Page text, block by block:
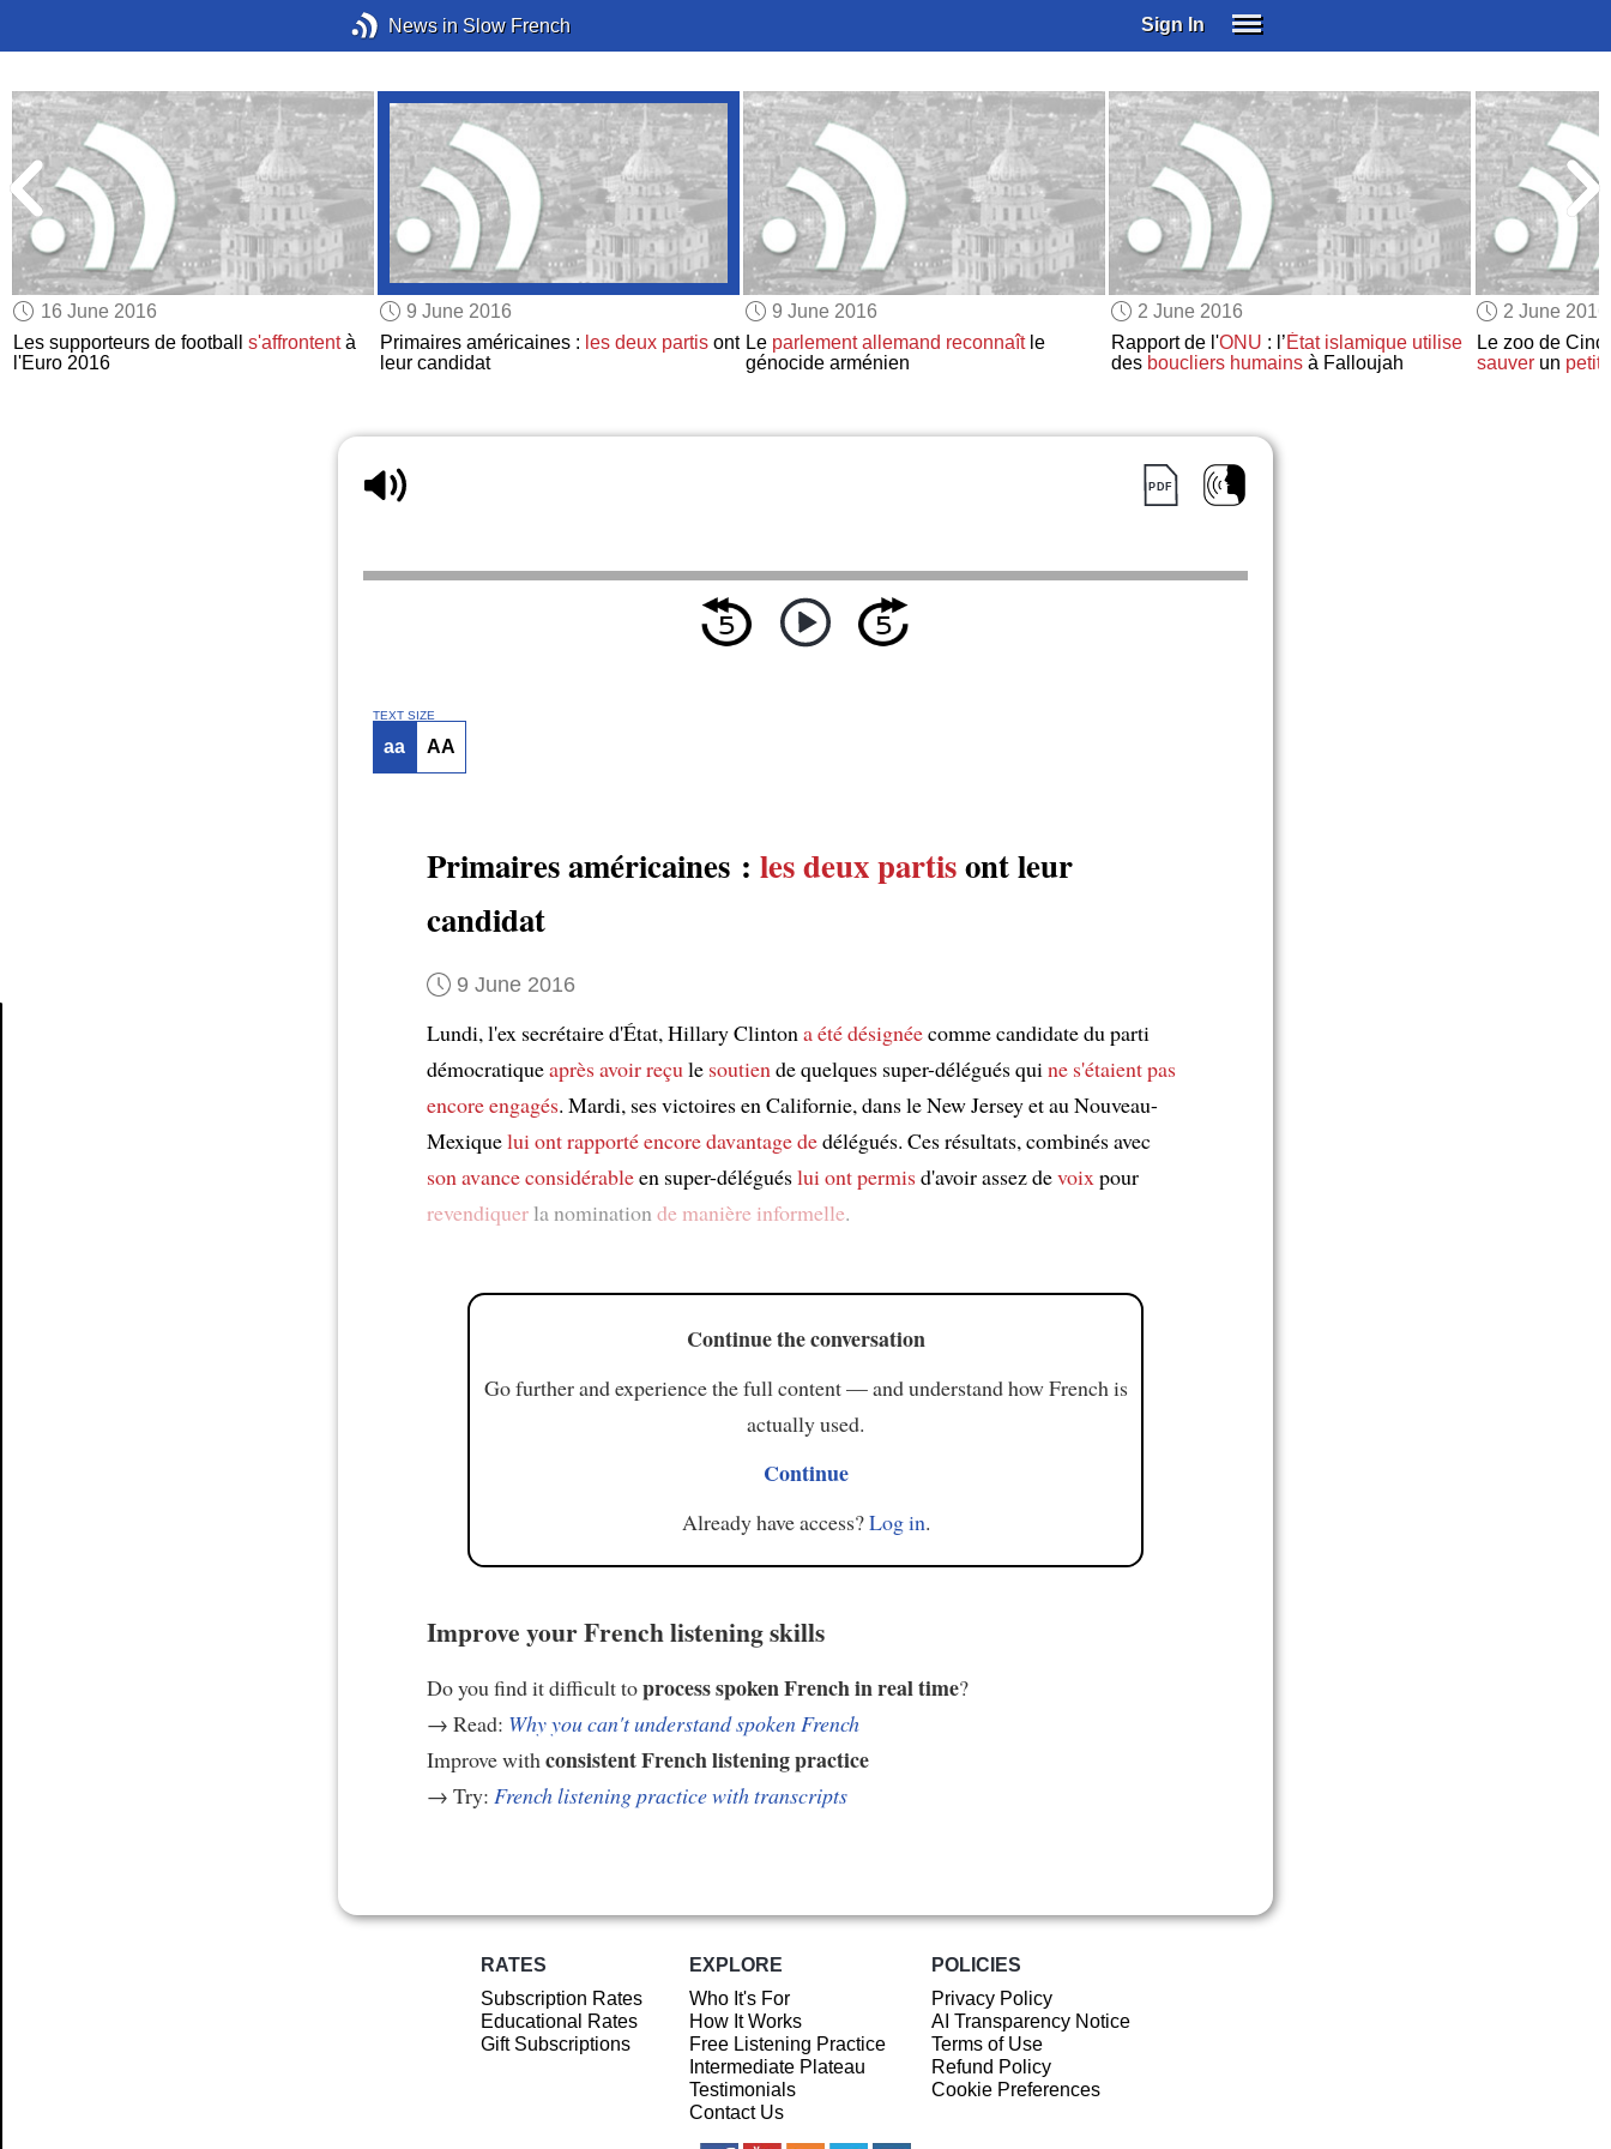
News in Slow French Sign In
SUBSCRIBE
EDUCATIONAL LICENSES
GIFT CARDS
OTHER LANGUAGES
ABOUT US
ALEXA
ADJUST COLORS
16 June 2016
Les supporteurs de footballs'affrontentà
l'Euro 2016
9 June 2016
Primaires américaines : les deux partisont
leur candidat
9 June 2016
Le parlement allemand reconnaîtle
génocide arménien
2 June 2016
Rapport de l'ONU : l’État islamique utilise
des boucliers humainsà Falloujah
2 June 2016
Le zoo de
sauver un petit
TEXT SIZE
aa AA
Primaires américaines : les deux partisont leur
candidat
9 June 2016
Lundi, l'ex secrétaire d'État, Hillary Clintona été désignéecomme candidate du parti
démocratiqueaprès avoir reçule soutiende quelques super-délégués quine s'étaient pas
encore engagés. Mardi, ses victoires en Californie, dans le New Jersey et au Nouveau-
Mexiquelui ont rapportéencore davantage dedélégués. Ces résultats, combinés avec
son avance considérableen super-déléguéslui ont permisd'avoir assez devoixpour
revendiquerla nominationde manière informelle.
Continue the conversation
Go further and experience the full content — and understand how French is
actually used.
Continue
Already have access?Log in.
Improve your French listening skills
Do you find it difficult toprocess spoken French in real time?
→ Read: Why you can't understand spoken French
Improve withconsistent French listening practice
→ Try: French listening practice with transcripts
RATES
Subscription Rates
Educational Rates
Gift Subscriptions
EXPLORE
Who It's For
How It Works
Free Listening Practice
Intermediate Plateau
Testimonials
Contact Us
POLICIES
Privacy Policy
AI Transparency Notice
Terms of Use
Refund Policy
Cookie Preferences